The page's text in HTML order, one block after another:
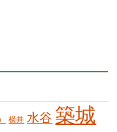
横井 水谷 築城